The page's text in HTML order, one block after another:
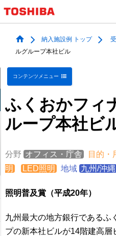
納入施設例 トップ
ルグループ本社ビル
コンテンツメニュー
ふくおかフィ
ループ本社ビ
分野 オフィス・庁舎 目的・
明
LED照明 地域 九州/沖縄
照明普及賞（平成20年）
九州最大の地方銀行であるふ
プの新本社ビルが14階建高層